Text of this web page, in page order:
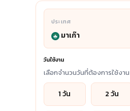
ประเทศ
มาเก๊า
วันใช้งาน
เลือกจำนวนวันที่ต้องการใช้งา
1 วัน 2 วัน